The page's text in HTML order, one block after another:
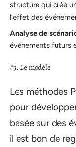
structuré qui crée
l’effet des
Analyse de
événements futurs
#3. Le modèle
Les méthodes
pour
basée sur des
il est bon de